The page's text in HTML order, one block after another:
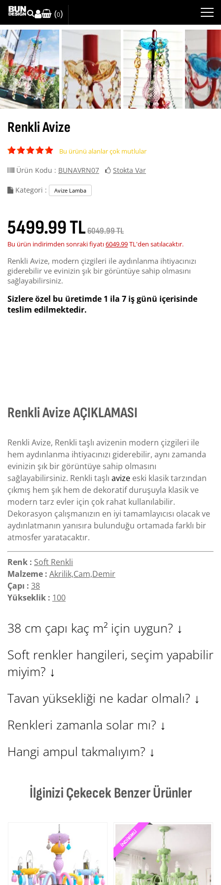
(0)
Renkli Avize
Bu ürünü alanlar çok mutlular
Ürün Kodu : BUNAVRN07 Stokta Var
Kategori : Avize Lamba
5499.99 TL6049.99 TL
Bu ürün indirimden sonraki fiyatı6049.99TL'den satılacaktır.
Renkli Avize, modern çizgileri ile aydınlanma ihtiyacınızı
giderebilir ve evinizin şık bir görüntüye sahip olmasını
sağlayabilirsiniz.
Sizlere özel bu üretimde 1 ila 7 iş günü içerisinde
teslim edilmektedir.
Renkli Avize AÇIKLAMASI
Renkli Avize, Renkli taşlı avizenin modern çizgileri ile
hem aydınlanma ihtiyacınızı giderebilir, aynı zamanda
evinizin şık bir görüntüye sahip olmasını
sağlayabilirsiniz. Renkli taşlı avize eski klasik tarzından
çıkmış hem şık hem de dekoratif duruşuyla klasik ve
modern tarz evler için çok rahat kullanılabilir.
Dekorasyon çalışmanızın en iyi tamamlayıcısı olacak ve
aydınlatmanın yanısıra bulunduğu ortamada farklı bir
atmosfer yaratacaktır.
Renk : Soft Renkli
Malzeme : Akrilik,Cam,Demir
Çapı : 38
Yükseklik : 100
38 cm çapı kaç m² için uygun? ↓
Soft renkler hangileri, seçim yapabilir
miyim? ↓
Tavan yüksekliği ne kadar olmalı? ↓
Renkleri zamanla solar mı? ↓
Hangi ampul takmalıyım? ↓
İlginizi Çekecek Benzer Ürünler